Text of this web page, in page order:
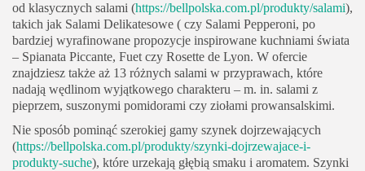
od klasycznych salami (https://bellpolska.com.pl/produkty/salami),
takich jak Salami Delikatesowe ( czy Salami Pepperoni, po
bardziej wyrafinowane propozycje inspirowane kuchniami świata
– Spianata Piccante, Fuet czy Rosette de Lyon. W ofercie
znajdziesz także aż 13 różnych salami w przyprawach, które
nadają wędlinom wyjątkowego charakteru – m. in. salami z
pieprzem, suszonymi pomidorami czy ziołami prowansalskimi.
Nie sposób pominąć szerokiej gamy szynek dojrzewających
(https://bellpolska.com.pl/produkty/szynki-dojrzewajace-i-
produkty-suche), które urzekają głębią smaku i aromatem. Szynki